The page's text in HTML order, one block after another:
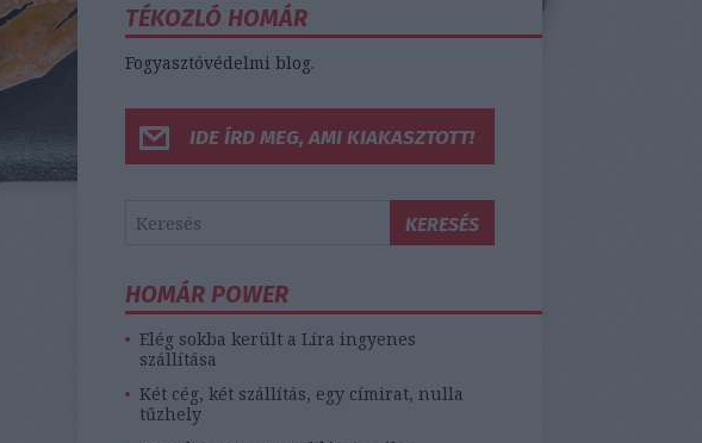
TÉKOZLÓ HOMÁR
Fogyasztóvédelmi blog.
IDE ÍRD MEG, AMI KIAKASZTOTT!
HOMÁR POWER
Elég sokba került a Líra ingyenes
szállítása
Két cég, két szállítás, egy címirat, nulla
tűzhely